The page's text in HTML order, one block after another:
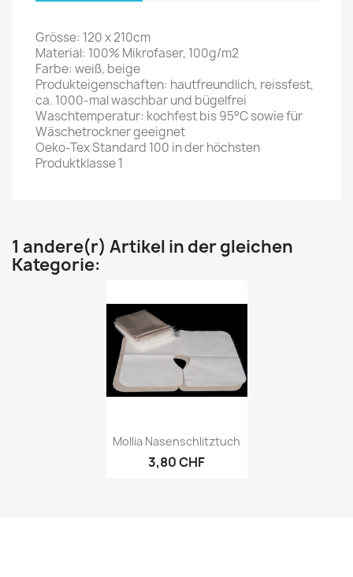
Grösse: 120 x 210cm
Material: 100% Mikrofaser, 100g/m2
Farbe: weiß, beige
Produkteigenschaften: hautfreundlich, reissfest,
ca. 1000-mal waschbar und bügelfrei
Waschtemperatur: kochfest bis 95°C sowie für
Wäschetrockner geeignet
Oeko-Tex Standard 100 in der höchsten
Produktklasse 1
1 andere(r) Artikel in der gleichen
Kategorie:
Vorschau
Mollia Nasenschlitztuch
3,80 CHF